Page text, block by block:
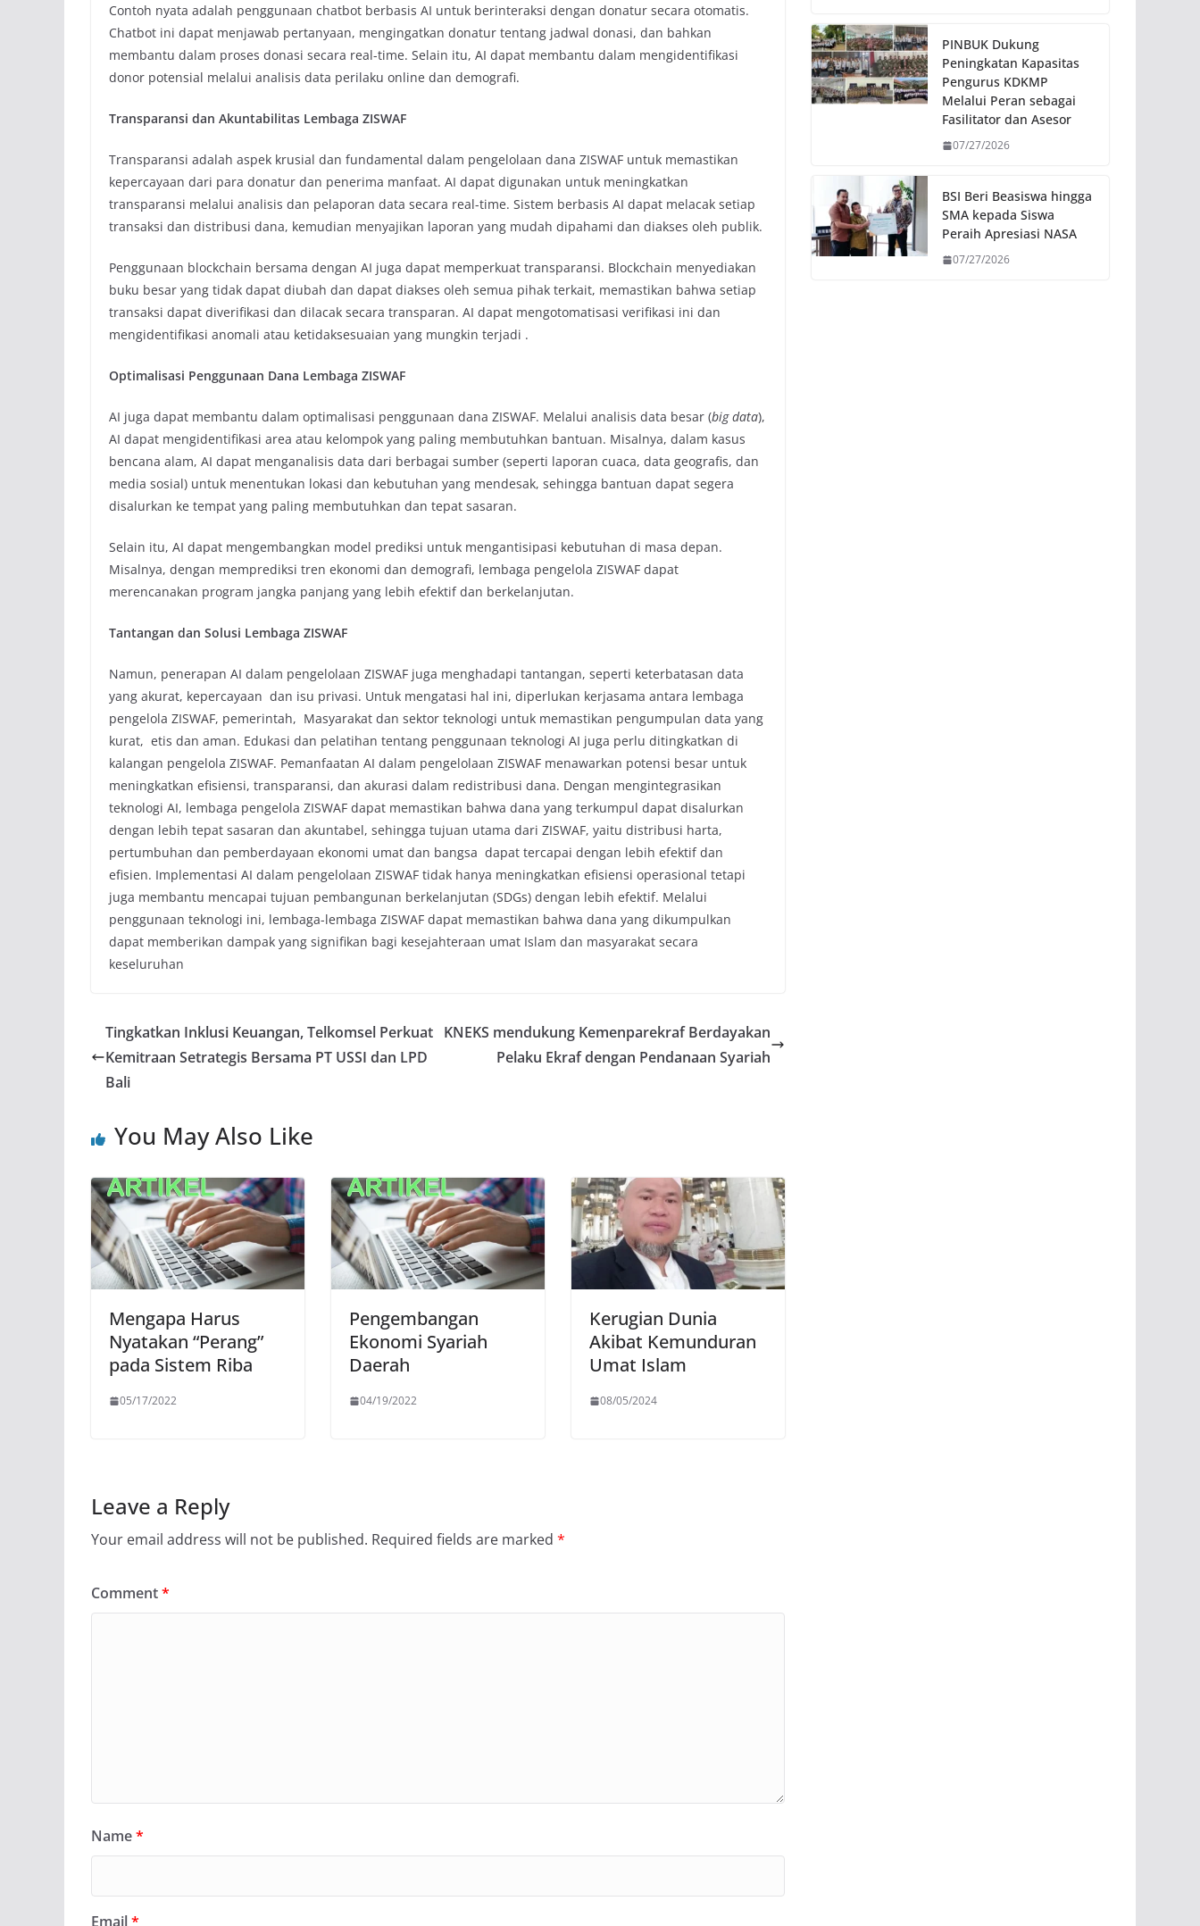
Contoh nyata adalah penggunaan chatbot berbasis AI untuk berinteraksi dengan donatur secara otomatis.
Chatbot ini dapat menjawab pertanyaan, mengingatkan donatur tentang jadwal donasi, dan bahkan
membantu dalam proses donasi secara real-time. Selain itu, AI dapat membantu dalam mengidentifikasi
donor potensial melalui analisis data perilaku online dan demografi.
Transparansi dan Akuntabilitas Lembaga ZISWAF
Transparansi adalah aspek krusial dan fundamental dalam pengelolaan dana ZISWAF untuk memastikan
kepercayaan dari para donatur dan penerima manfaat. AI dapat digunakan untuk meningkatkan
transparansi melalui analisis dan pelaporan data secara real-time. Sistem berbasis AI dapat melacak setiap
transaksi dan distribusi dana, kemudian menyajikan laporan yang mudah dipahami dan diakses oleh publik.
Penggunaan blockchain bersama dengan AI juga dapat memperkuat transparansi. Blockchain menyediakan
buku besar yang tidak dapat diubah dan dapat diakses oleh semua pihak terkait, memastikan bahwa setiap
transaksi dapat diverifikasi dan dilacak secara transparan. AI dapat mengotomatisasi verifikasi ini dan
mengidentifikasi anomali atau ketidaksesuaian yang mungkin terjadi .
Optimalisasi Penggunaan Dana Lembaga ZISWAF
AI juga dapat membantu dalam optimalisasi penggunaan dana ZISWAF. Melalui analisis data besar (big data),
AI dapat mengidentifikasi area atau kelompok yang paling membutuhkan bantuan. Misalnya, dalam kasus
bencana alam, AI dapat menganalisis data dari berbagai sumber (seperti laporan cuaca, data geografis, dan
media sosial) untuk menentukan lokasi dan kebutuhan yang mendesak, sehingga bantuan dapat segera
disalurkan ke tempat yang paling membutuhkan dan tepat sasaran.
Selain itu, AI dapat mengembangkan model prediksi untuk mengantisipasi kebutuhan di masa depan.
Misalnya, dengan memprediksi tren ekonomi dan demografi, lembaga pengelola ZISWAF dapat
merencanakan program jangka panjang yang lebih efektif dan berkelanjutan.
Tantangan dan Solusi Lembaga ZISWAF
Namun, penerapan AI dalam pengelolaan ZISWAF juga menghadapi tantangan, seperti keterbatasan data
yang akurat, kepercayaan dan isu privasi. Untuk mengatasi hal ini, diperlukan kerjasama antara lembaga
pengelola ZISWAF, pemerintah, Masyarakat dan sektor teknologi untuk memastikan pengumpulan data yang
kurat, etis dan aman. Edukasi dan pelatihan tentang penggunaan teknologi AI juga perlu ditingkatkan di
kalangan pengelola ZISWAF. Pemanfaatan AI dalam pengelolaan ZISWAF menawarkan potensi besar untuk
meningkatkan efisiensi, transparansi, dan akurasi dalam redistribusi dana. Dengan mengintegrasikan
teknologi AI, lembaga pengelola ZISWAF dapat memastikan bahwa dana yang terkumpul dapat disalurkan
dengan lebih tepat sasaran dan akuntabel, sehingga tujuan utama dari ZISWAF, yaitu distribusi harta,
pertumbuhan dan pemberdayaan ekonomi umat dan bangsa dapat tercapai dengan lebih efektif dan
efisien. Implementasi AI dalam pengelolaan ZISWAF tidak hanya meningkatkan efisiensi operasional tetapi
juga membantu mencapai tujuan pembangunan berkelanjutan (SDGs) dengan lebih efektif. Melalui
penggunaan teknologi ini, lembaga-lembaga ZISWAF dapat memastikan bahwa dana yang dikumpulkan
dapat memberikan dampak yang signifikan bagi kesejahteraan umat Islam dan masyarakat secara
keseluruhan
Tingkatkan Inklusi Keuangan, Telkomsel Perkuat
Kemitraan Setrategis Bersama PT USSI dan LPD
Bali
KNEKS mendukung Kemenparekraf Berdayakan
Pelaku Ekraf dengan Pendanaan Syariah
You May Also Like
Mengapa Harus
Nyatakan “Perang”
pada Sistem Riba
05/17/2022
Pengembangan
Ekonomi Syariah
Daerah
04/19/2022
Kerugian Dunia
Akibat Kemunduran
Umat Islam
08/05/2024
Leave a Reply
Your email address will not be published. Required fields are marked *
Comment*
Name*
Email*
PINBUK Dukung
Peningkatan Kapasitas
Pengurus KDKMP
Melalui Peran sebagai
Fasilitator dan Asesor
07/27/2026
BSI Beri Beasiswa hingga
SMA kepada Siswa
Peraih Apresiasi NASA
07/27/2026